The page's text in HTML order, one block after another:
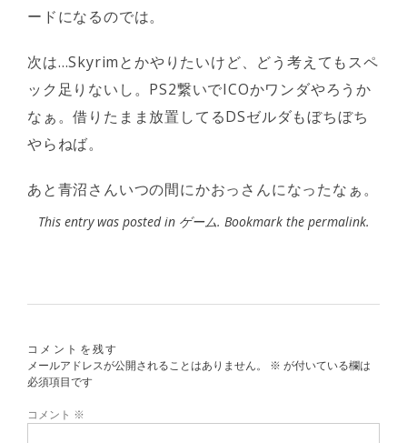
ードになるのでは。
次は…Skyrimとかやりたいけど、どう考えてもスペ
ック足りないし。PS2繋いでICOかワンダやろうか
なぁ。借りたまま放置してるDSゼルダもぼちぼち
やらねば。
あと青沼さんいつの間にかおっさんになったなぁ。
This entry was posted in ゲーム. Bookmark the permalink.
コメントを残す
メールアドレスが公開されることはありません。
※ が付いている欄は
必須項目です
コメント ※